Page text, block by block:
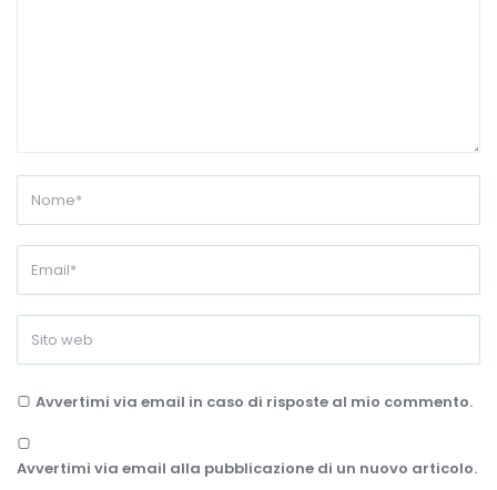
Avvertimi via email in caso di risposte al mio commento.
Avvertimi via email alla pubblicazione di un nuovo articolo.